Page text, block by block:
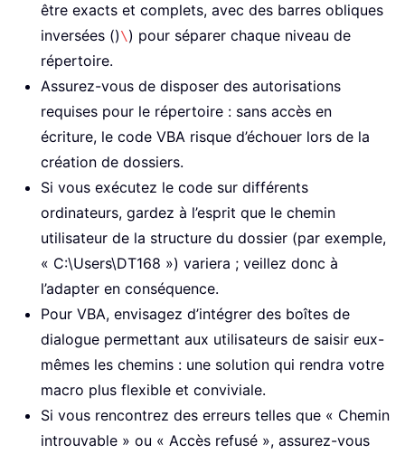
être exacts et complets, avec des barres obliques
inversées ()\) pour séparer chaque niveau de
répertoire.
Assurez-vous de disposer des autorisations
requises pour le répertoire : sans accès en
écriture, le code VBA risque d’échouer lors de la
création de dossiers.
Si vous exécutez le code sur différents
ordinateurs, gardez à l’esprit que le chemin
utilisateur de la structure du dossier (par exemple,
« C:\Users\DT168 ») variera ; veillez donc à
l’adapter en conséquence.
Pour VBA, envisagez d’intégrer des boîtes de
dialogue permettant aux utilisateurs de saisir eux-
mêmes les chemins : une solution qui rendra votre
macro plus flexible et conviviale.
Si vous rencontrez des erreurs telles que « Chemin
introuvable » ou « Accès refusé », assurez-vous